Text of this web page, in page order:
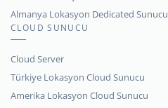
Almanya Lokasyon Dedicated Sunucu
CLOUD SUNUCU
Cloud Server
Türkiye Lokasyon Cloud Sunucu
Amerika Lokasyon Cloud Sunucu